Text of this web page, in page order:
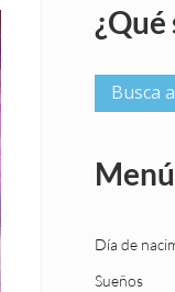
Menú
Día de
Sueños